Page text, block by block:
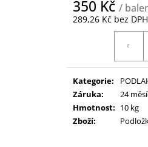
350 Kč /
289,26 Kč bez DPH
Kategorie:
Záruka:
24
Hmotnost: 10 kg
Zboží: